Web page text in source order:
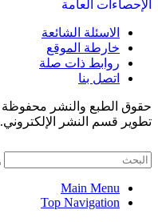
الاسئلة الشائعة
خارطة الموقع
روابط ذات صلة
اتصل بنا
تطوير قسم النشر الإلكتروني.
Main Menu
Top Navigation